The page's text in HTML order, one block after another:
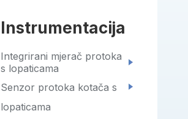
Instrumentacija
Integrirani mjerač protoka
s lopaticama
Senzor protoka kotača s
lopaticama